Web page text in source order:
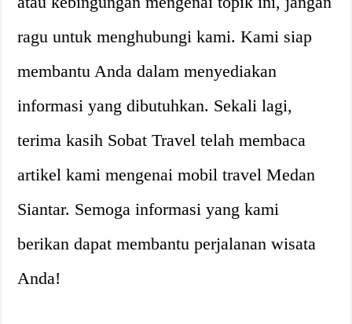
ragu untuk menghubungi kami. Kami siap
membantu Anda dalam menyediakan
informasi yang dibutuhkan. Sekali lagi,
terima kasih Sobat Travel telah membaca
artikel kami mengenai mobil travel Medan
Siantar. Semoga informasi yang kami
berikan dapat membantu perjalanan wisata
Anda!